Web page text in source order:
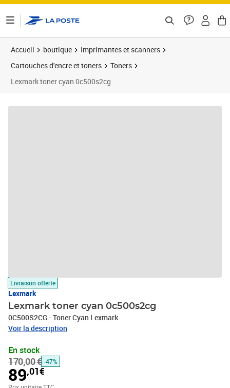
Accueil boutique
Imprimantes et scanners
Cartouches d'encre et toners
Toners
Lexmark toner cyan 0c500s2cg
Livraison offerte
Lexmark
Lexmark toner cyan 0c500s2cg
0C500S2CG - Toner Cyan Lexmark
Voir la description
En stock
170,00 € -47%
89,01€